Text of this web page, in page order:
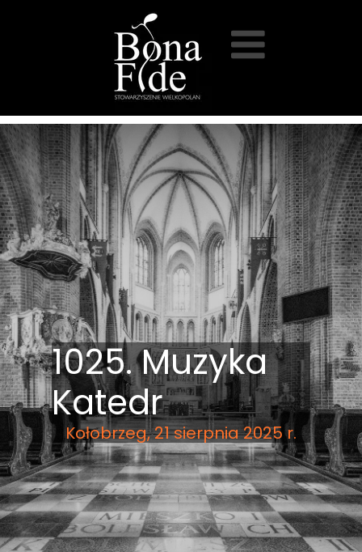
1025. Muzyka
Katedr
Kołobrzeg, 21 sierpnia 2025 r.